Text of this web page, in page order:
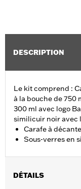
DESCRIPTION
Le kit comprend :
à la bouche de 750
300 ml avec logo
similicuir noir avec
Carafe à
Sous-verres en
DÉTAILS